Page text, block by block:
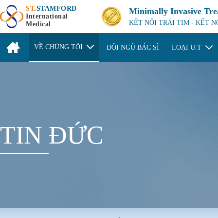
ST.STAMFORD
International
Medical
Minimally Invasive
KẾT NỐI TRÁI TIM - KẾT
VỀ CHÚNG TÔI ĐỘI NGŨ BÁC SĨ LOẠI U.T
TIN ĐỨC